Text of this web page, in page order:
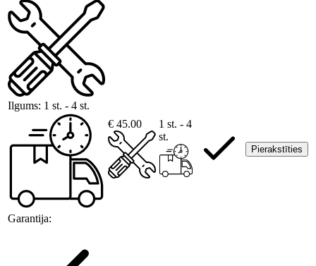
Ilgums: 1 st. - 4 st.
Garantija:
€ 45.00
1 st. - 4
st.
Pierakstīties